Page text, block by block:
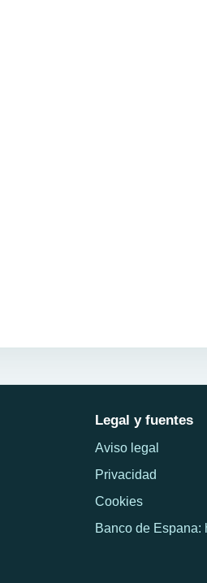
Legal y fuentes
Aviso legal
Privacidad
Cookies
Banco de Espana: